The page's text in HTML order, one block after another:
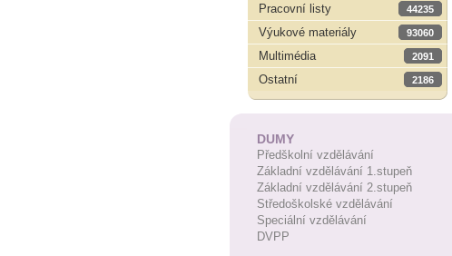
Pracovní listy
44235
Výukové materiály 93060
Multimédia 2091
Ostatní 2186
DUMY
Předškolní vzdělávání
Základní vzdělávání 1.stupeň
Základní vzdělávání 2.stupeň
Středoškolské vzdělávání
Speciální vzdělávání
DVPP